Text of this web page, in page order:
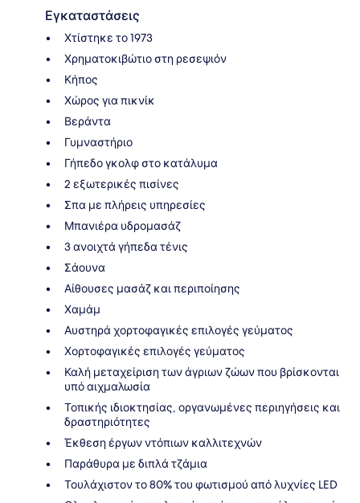
Εγκαταστάσεις
Χτίστηκε το 1973
Χρηματοκιβώτιο στη ρεσεψιόν
Κήπος
Χώρος για πικνίκ
Βεράντα
Γυμναστήριο
Γήπεδο γκολφ στο κατάλυμα
2 εξωτερικές πισίνες
Σπα με πλήρεις υπηρεσίες
Μπανιέρα υδρομασάζ
3 ανοιχτά γήπεδα τένις
Σάουνα
Αίθουσες μασάζ και περιποίησης
Χαμάμ
Αυστηρά χορτοφαγικές επιλογές γεύματος
Χορτοφαγικές επιλογές γεύματος
Καλή μεταχείριση των άγριων ζώων που βρίσκονται
υπό αιχμαλωσία
Τοπικής ιδιοκτησίας, οργανωμένες περιηγήσεις και
δραστηριότητες
Έκθεση έργων ντόπιων καλλιτεχνών
Παράθυρα με διπλά τζάμια
Τουλάχιστον το 80% του φωτισμού από λυχνίες LED